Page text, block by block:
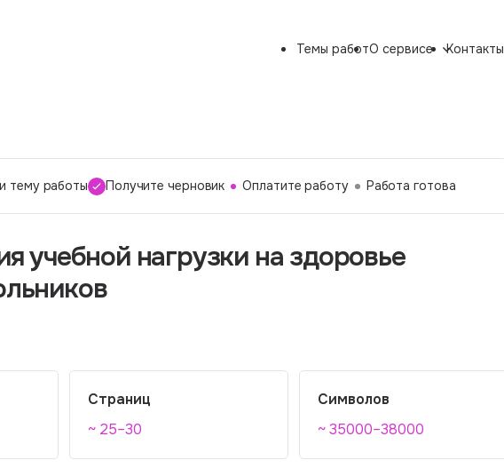
Темы работО сервисе Контакты
тему работы Получите черновик Оплатите работу Работа готова
учебной нагрузки на здоровье
Страниц
~ 25–30
Символов
~ 35000–38000